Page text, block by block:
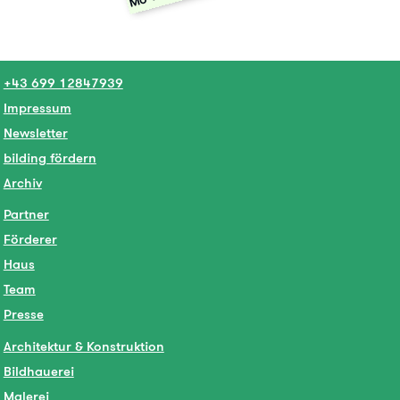
+43 699 12847939
Impressum
Newsletter
bilding fördern
Archiv
Partner
Förderer
Haus
Team
Presse
Architektur & Konstruktion
Bildhauerei
Malerei